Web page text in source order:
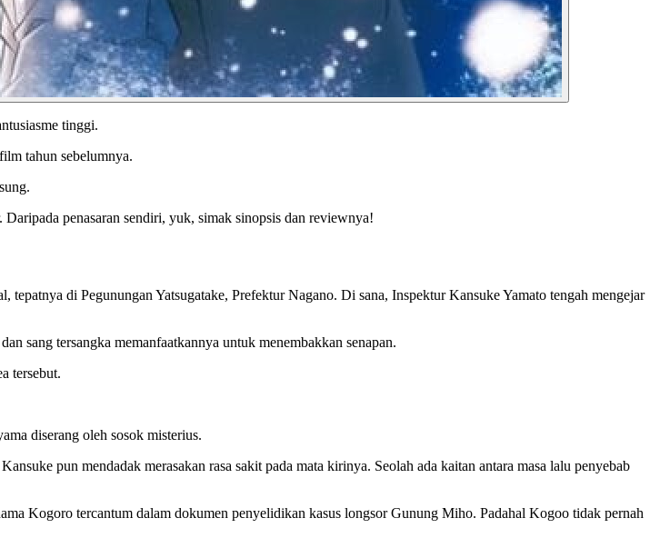
tinggi.
tahun sebelumnya.
penasaran sendiri, yuk, simak sinopsis dan reviewnya!
di Pegunungan Yatsugatake, Prefektur Nagano. Di sana, Inspektur Kansuke Yamato tengah mengejar
sang tersangka memanfaatkannya untuk menembakkan senapan.
tersebut.
diserang oleh sosok misterius.
pun mendadak merasakan rasa sakit pada mata kirinya. Seolah ada kaitan antara masa lalu penyebab
Kogoro tercantum dalam dokumen penyelidikan kasus longsor Gunung Miho. Padahal Kogoo tidak pernah